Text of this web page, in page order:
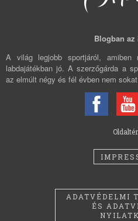
Blogban az
A világ legjobb sportjáról,
labdajátékban jó. A szerzőgárda a
az elmúlt négy és fél évben nem
ADATVÉDELMI
ÉS